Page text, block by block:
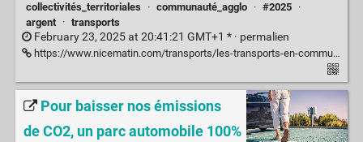
collectivités_territoriales
· communauté_agglo · #2025 ·
argent
· transports
February 23, 2025 at 20:41:21 GMT+1 * · permalien
https://www.nicematin.com/transports/les-transports-en-commun-seront-ils-un-jour-gratuits-dans-ces-communes-de-l-ouest-azureen--968537
Pour baisser nos émissions
de CO2, un parc automobile 100%